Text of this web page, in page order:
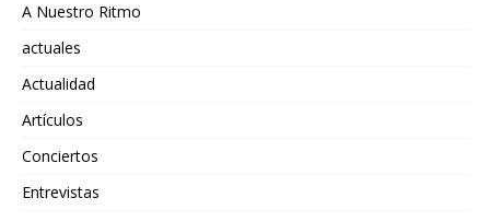
A Nuestro Ritmo
actuales
Actualidad
Artículos
Conciertos
Entrevistas